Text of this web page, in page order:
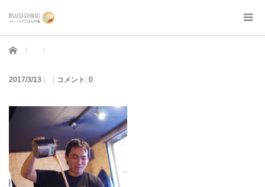
ホーム
2017/3/13 コメント: 0